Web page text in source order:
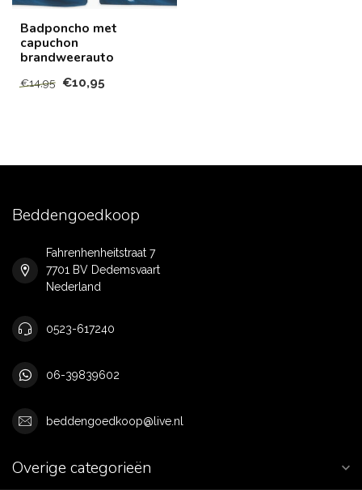
Badponcho met
capuchon
brandweerauto
€14,95 €10,95
Beddengoedkoop
Fahrenhenheitstraat 7
7701 BV Dedemsvaart
Nederland
0523-617240
06-39839602
beddengoedkoop@live.nl
Overige categorieën